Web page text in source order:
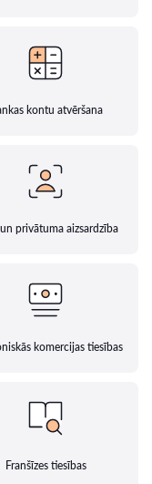
kontu atvēršana
privātuma aizsardzība
komercijas tiesības
Franšīzes tiesības